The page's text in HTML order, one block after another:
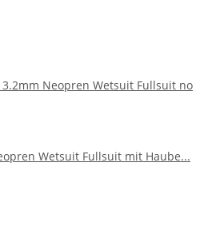
3.2mm Neopren Wetsuit Fullsuit no